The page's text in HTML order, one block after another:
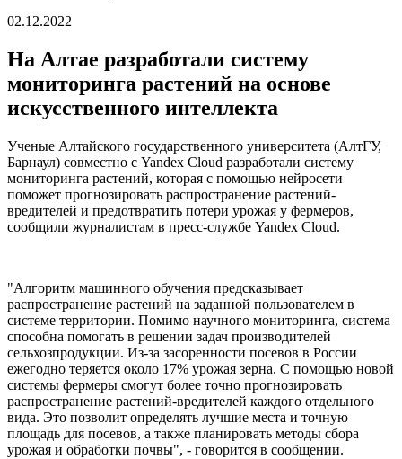
02.12.2022
На Алтае разработали систему
мониторинга растений на основе
искусственного интеллекта
Ученые Алтайского государственного университета (АлтГУ,
Барнаул) совместно с Yandex Cloud разработали систему
мониторинга растений, которая с помощью нейросети
поможет прогнозировать распространение растений-
вредителей и предотвратить потери урожая у фермеров,
сообщили журналистам в пресс-службе Yandex Cloud.
"Алгоритм машинного обучения предсказывает
распространение растений на заданной пользователем в
системе территории. Помимо научного мониторинга, система
способна помогать в решении задач производителей
сельхозпродукции. Из-за засоренности посевов в России
ежегодно теряется около 17% урожая зерна. С помощью новой
системы фермеры смогут более точно прогнозировать
распространение растений-вредителей каждого отдельного
вида. Это позволит определять лучшие места и точную
площадь для посевов, а также планировать методы сбора
урожая и обработки почвы", - говорится в сообщении.